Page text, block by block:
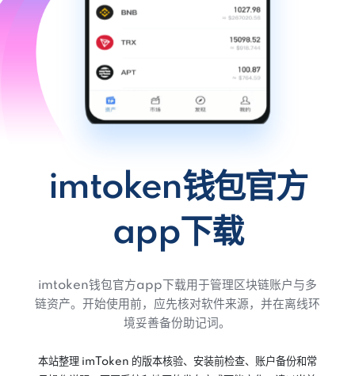
imtoken钱包官方
app下载
imtoken钱包官方app下载用于管理区块链账户与多
链资产。开始使用前，应先核对软件来源，并在离线环
境妥善备份助记词。
本站整理 imToken 的版本核验、安装前检查、账户备份和常